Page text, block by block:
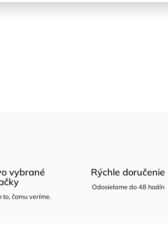
vybrané
to, čomu veríme.
Rýchle doručenie
Odosielame do 48 hodín